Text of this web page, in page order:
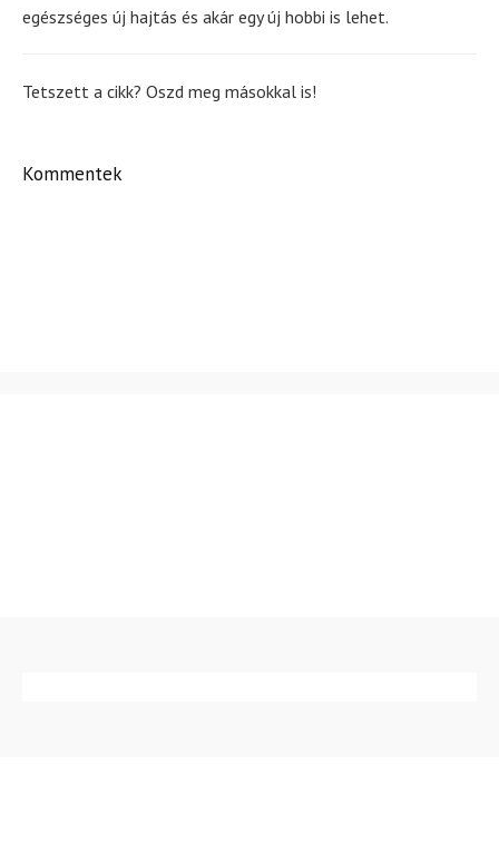
egészséges új hajtás és akár egy új hobbi is lehet.
Tetszett a cikk? Oszd meg másokkal is!
Kommentek